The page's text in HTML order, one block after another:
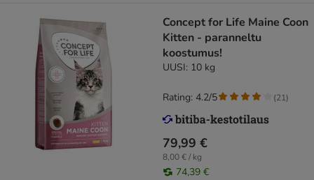
Concept for Life Maine Coon
Kitten - paranneltu
koostumus!
UUSI: 10 kg
79,99 €
8,00 € / kg
74,39 €
Rating: 4.2/5 (21)